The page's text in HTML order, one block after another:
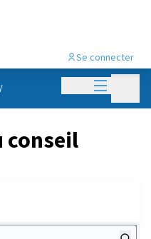
Menu
Se connecter
/
conseil